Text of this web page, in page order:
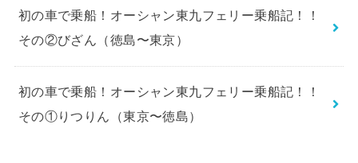
初の車で乗船！オーシャン東九フェリー乗船記！！
その②びざん（徳島〜東京）
初の車で乗船！オーシャン東九フェリー乗船記！！
その①りつりん（東京〜徳島）